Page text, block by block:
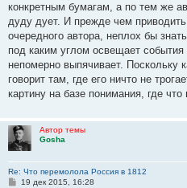
и
е
конкретным бумагам, а по тем же
дуду дует. И прежде чем
очередного автора, неплох бы
под каким углом освещает события
непомерно выпячивает. Поскольку
говорит там, где его ничто не
картину на базе понимания, где
Автор темы
Gosha
Re: Что перемолола Россия в 1812
С19 дек 2015, 16:28